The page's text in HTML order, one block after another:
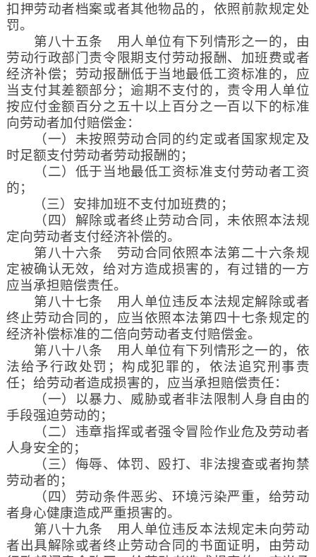
扣押劳动者档案或者其他物品的，依照前款规定处
罚。
第八十五条 用人单位有下列情形之一的，由
劳动行政部门责令限期支付劳动报酬、加班费或者
经济补偿；劳动报酬低于当地最低工资标准的，应
当支付其差额部分；逾期不支付的，责令用人单位
按应付金额百分之五十以上百分之一百以下的标准
向劳动者加付赔偿金：
（一）未按照劳动合同的约定或者国家规定及
时足额支付劳动者劳动报酬的；
（二）低于当地最低工资标准支付劳动者工资
的；
（三）安排加班不支付加班费的；
（四）解除或者终止劳动合同，未依照本法规
定向劳动者支付经济补偿的。
第八十六条 劳动合同依照本法第二十六条规
定被确认无效，给对方造成损害的，有过错的一方
应当承担赔偿责任。
第八十七条 用人单位违反本法规定解除或者
终止劳动合同的，应当依照本法第四十七条规定的
经济补偿标准的二倍向劳动者支付赔偿金。
第八十八条 用人单位有下列情形之一的，依
法给予行政处罚；构成犯罪的，依法追究刑事责
任；给劳动者造成损害的，应当承担赔偿责任：
（一）以暴力、威胁或者非法限制人身自由的
手段强迫劳动的；
（二）违章指挥或者强令冒险作业危及劳动者
人身安全的；
（三）侮辱、体罚、殴打、非法搜查或者拘禁
劳动者的；
（四）劳动条件恶劣、环境污染严重，给劳动
者身心健康造成严重损害的。
第八十九条 用人单位违反本法规定未向劳动
者出具解除或者终止劳动合同的书面证明，由劳动